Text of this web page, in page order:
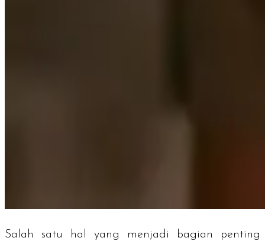
Salah satu hal yang menjadi bagian penting